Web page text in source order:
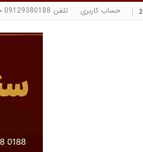
حساب کاربری تلفن 09129380188 حسینی